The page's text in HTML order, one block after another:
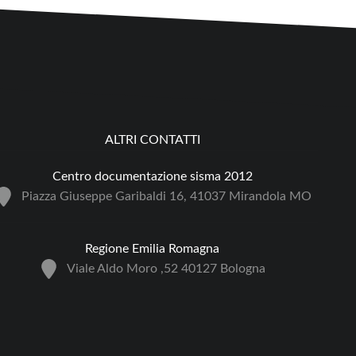
ALTRI CONTATTI
Centro documentazione sisma 2012
Piazza Giuseppe Garibaldi 16, 41037 Mirandola MO
Regione Emilia Romagna
Viale Aldo Moro ,52 40127 Bologna